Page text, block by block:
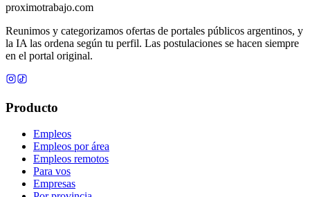
proximotrabajo.com
Reunimos y categorizamos ofertas de portales públicos argentinos, y
la IA las ordena según tu perfil. Las postulaciones se hacen siempre
en el portal original.
Producto
Empleos
Empleos por área
Empleos remotos
Para vos
Empresas